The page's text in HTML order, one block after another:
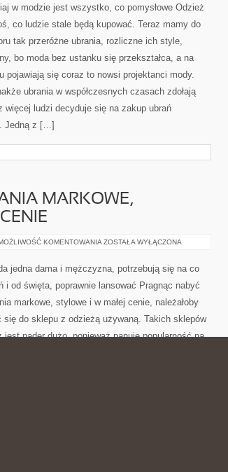
PRAWO
SIĘ
JAK
NA
CHĘTKĘ
w modzie jest wszystko, co pomysłowe Odzież
co ludzie stale będą kupować. Teraz mamy do
tak przeróżne ubrania, rozliczne ich style,
bo moda bez ustanku się przekształca, a na
pojawiają się coraz to nowsi projektanci mody.
ubrania w współczesnych czasach zdołają
ludzi decyduje się na zakup ubrań
Jedną z […]
MARKOWE,
KOMENTOWANIA PRAGNĄC
MARKOWE,
STYLOWE
W
CENIE
ZOSTAŁA WYŁĄCZONA
jedna dama i mężczyzna, potrzebują się na co
i od święta, poprawnie lansować Pragnąc nabyć
markowe, stylowe i w małej cenie, należałoby
się do sklepu z odzieżą używaną. Takich sklepów
jest nader dużo, ponieważ panuje popularność na